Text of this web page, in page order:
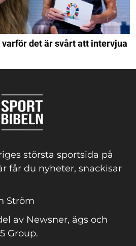
det är svårt att intervjua
största sportsida på
får du nyheter, snackisar
Ström
av Newsner, ägs och
Group.